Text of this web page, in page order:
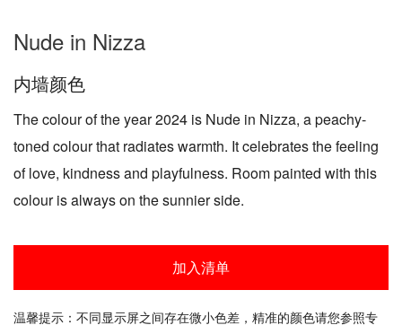
Nude in Nizza
内墙颜色
The colour of the year 2024 is Nude in Nizza, a peachy-
toned colour that radiates warmth. It celebrates the feeling
of love, kindness and playfulness. Room painted with this
colour is always on the sunnier side.
加入清单
温馨提示：不同显示屏之间存在微小色差，精准的颜色请您参照专